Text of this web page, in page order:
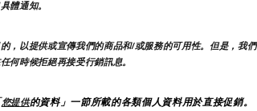
體通知。
，以提供或宣傳我們的商品和/或服務的可用性。但是，
何時候拒絕再接受行銷訊息。
您提供的資料」一節所載的各類個人資料用於直接促銷。